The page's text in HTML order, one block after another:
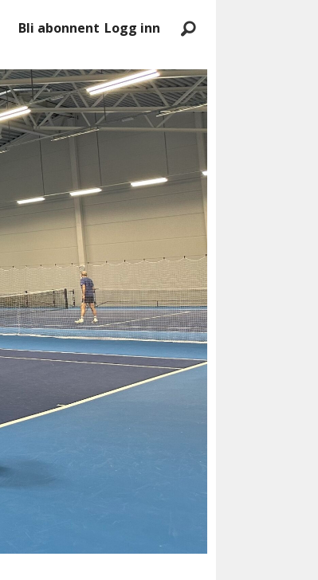
Bli abonnent Logg inn